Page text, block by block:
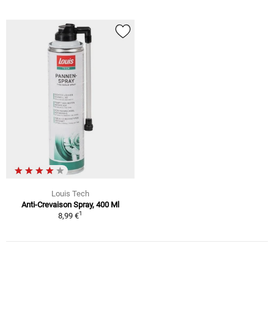
Louis Tech
Anti-Crevaison Spray, 400 Ml
8,99 €1